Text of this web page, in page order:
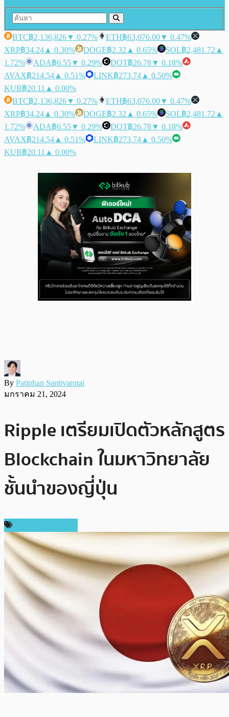
BTC฿2,136,826▼ 0.27% ETH฿63,076.00▼ 0.47%
XRP฿34.24 ▲ 0.30% DOGE฿2.32 ▲ 0.65% SOL฿2,481.72 ▲
1.72%
ADA฿6.55▼ 0.29% DOT฿26.78▼ 0.18%
AVAX฿214.54 ▲ 0.51% LINK฿273.74 ▲ 0.50%
KUB฿20.11 ▲ 0.00%
BTC฿2,136,826▼ 0.27% ETH฿63,076.00▼ 0.47%
XRP฿34.24 ▲ 0.30% DOGE฿2.32 ▲ 0.65% SOL฿2,481.72 ▲
1.72%
ADA฿6.55▼ 0.29% DOT฿26.78▼ 0.18%
AVAX฿214.54 ▲ 0.51% LINK฿273.74 ▲ 0.50%
KUB฿20.11 ▲ 0.00%
By Patiphan Santivarotai
มกราคม 21, 2024
Ripple เตรียมเปิดตัวหลักสูตร
Blockchain ในมหาวิทยาลัย
ชั้นนำของญี่ปุ่น